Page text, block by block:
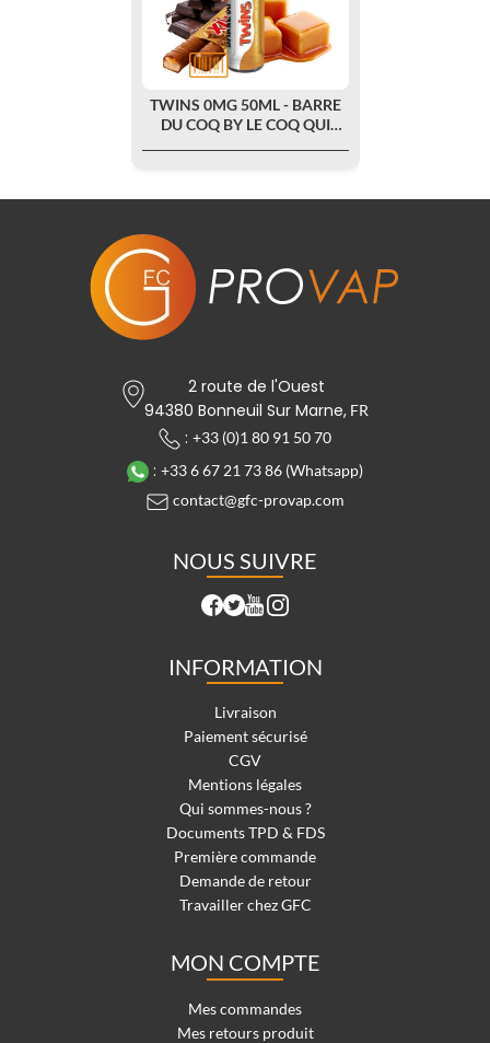
TWINS 0MG 50ML - BARRE
DU COQ BY LE COQ QUI
2 route de l'Ouest
94380 Bonneuil Sur Marne,FR
: +33 (0)1 80 91 50 70
: +33 6 67 21 73 86 (Whatsapp)
contact@gfc-provap.com
NOUS SUIVRE
INFORMATION
Livraison
Paiement sécurisé
CGV
Mentions légales
Qui sommes-nous ?
Documents TPD & FDS
Première commande
Demande de retour
Travailler chez GFC
MON COMPTE
Mes commandes
Mes retours produit